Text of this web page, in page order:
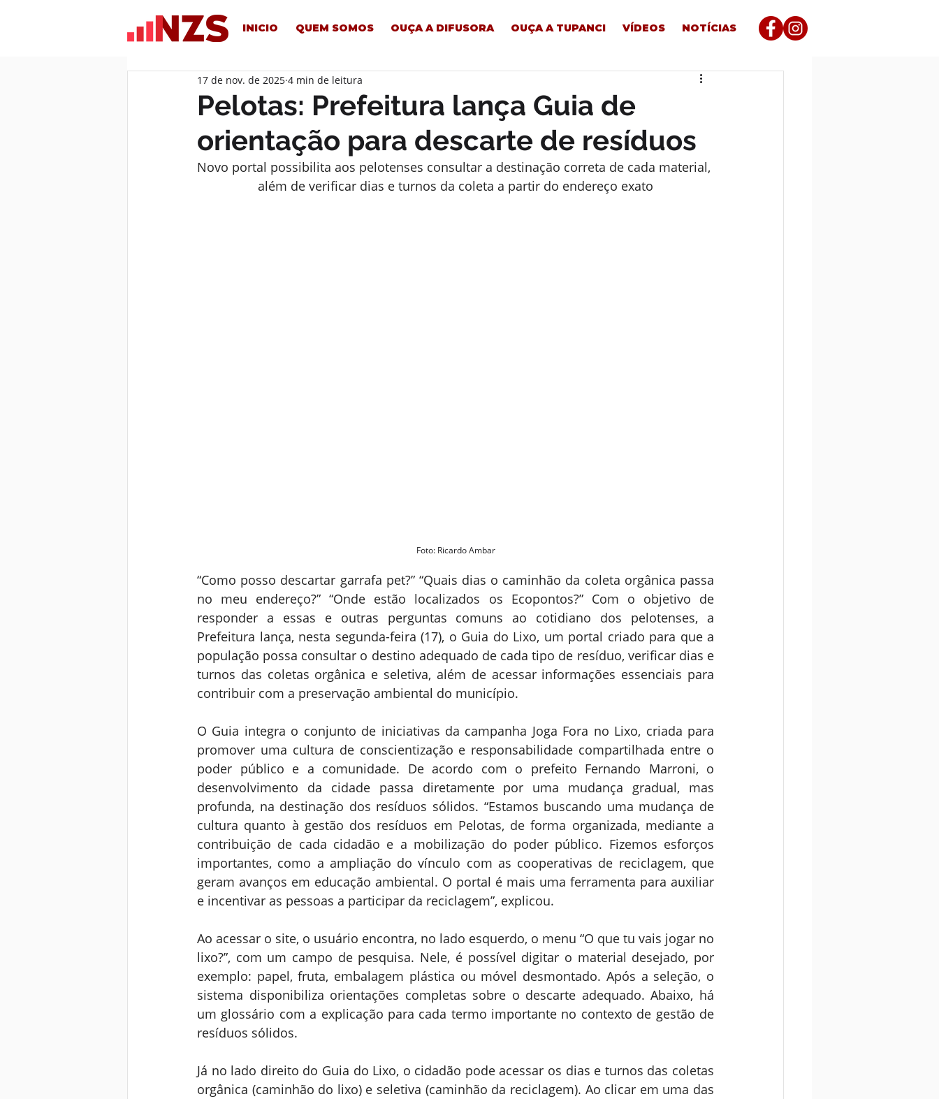
INICIO QUEM SOMOS OUÇA A DIFUSORA OUÇA A TUPANCI VÍDEOS NOTÍCIAS
Pelotas: Prefeitura lança Guia de
orientação para descarte de resíduos
17 de nov. de 2025 4 min de leitura
Novo portal possibilita aos pelotenses consultar a destinação correta de cada material,
além de verificar dias e turnos da coleta a partir do endereço exato
Foto: Ricardo Ambar
“Como posso descartar garrafa pet?” “Quais dias o caminhão da coleta orgânica passa
no meu endereço?” “Onde estão localizados os Ecopontos?” Com o objetivo de
responder a essas e outras perguntas comuns ao cotidiano dos pelotenses, a
Prefeitura lança, nesta segunda-feira (17), o Guia do Lixo, um portal criado para que a
população possa consultar o destino adequado de cada tipo de resíduo, verificar dias e
turnos das coletas orgânica e seletiva, além de acessar informações essenciais para
contribuir com a preservação ambiental do município.
O Guia integra o conjunto de iniciativas da campanha Joga Fora no Lixo, criada para
promover uma cultura de conscientização e responsabilidade compartilhada entre o
poder público e a comunidade. De acordo com o prefeito Fernando Marroni, o
desenvolvimento da cidade passa diretamente por uma mudança gradual, mas
profunda, na destinação dos resíduos sólidos. “Estamos buscando uma mudança de
cultura quanto à gestão dos resíduos em Pelotas, de forma organizada, mediante a
contribuição de cada cidadão e a mobilização do poder público. Fizemos esforços
importantes, como a ampliação do vínculo com as cooperativas de reciclagem, que
geram avanços em educação ambiental. O portal é mais uma ferramenta para auxiliar
e incentivar as pessoas a participar da reciclagem”, explicou.
Ao acessar o site, o usuário encontra, no lado esquerdo, o menu “O que tu vais jogar no
lixo?”, com um campo de pesquisa. Nele, é possível digitar o material desejado, por
exemplo: papel, fruta, embalagem plástica ou móvel desmontado. Após a seleção, o
sistema disponibiliza orientações completas sobre o descarte adequado. Abaixo, há
um glossário com a explicação para cada termo importante no contexto de gestão de
resíduos sólidos.
Já no lado direito do Guia do Lixo, o cidadão pode acessar os dias e turnos das coletas
orgânica (caminhão do lixo) e seletiva (caminhão da reciclagem). Ao clicar em uma das